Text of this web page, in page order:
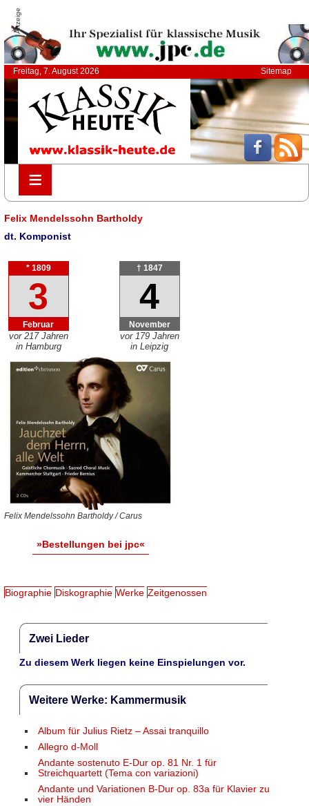
Anzeige
Freitag, 7. August 2026 Sitemap
≡
≡
Felix Mendelssohn Bartholdy
dt. Komponist
* 1809
3
Februar
vor 217 Jahren
in Hamburg
† 1847
4
November
vor 179 Jahren
in Leipzig
Felix Mendelssohn Bartholdy / Carus
»Bestellungen bei jpc«
Biographie Diskographie Werke Zeitgenossen
Zwei Lieder
Zu diesem Werk liegen keine Einspielungen vor.
Weitere Werke: Kammermusik
Album für Julius Rietz – Assai tranquillo
Allegro d-Moll
Andante sostenuto E-Dur op. 81 Nr. 1 für
Streichquartett (Tema con variazioni)
Andante und Variationen B-Dur op. 83a für Klavier zu
vier Händen